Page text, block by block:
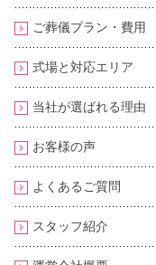
ご葬儀プラン・費用
式場と対応エリア
当社が選ばれる理由
お客様の声
よくあるご質問
スタッフ紹介